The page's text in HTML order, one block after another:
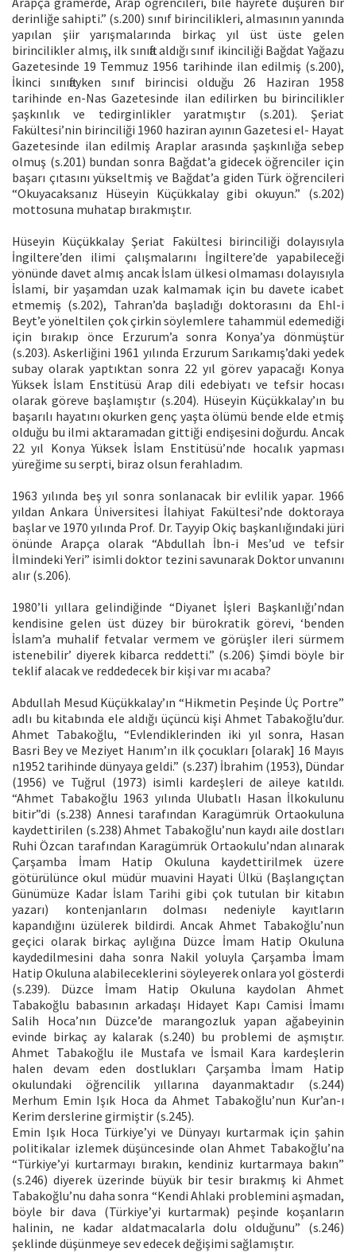
derinliğe sahipti.” (s.200) sınıf birincilikleri, almasının yanında
yapılan şiir yarışmalarında birkaç yıl üst üste gelen
birincilikler almış, ilk sınıfta aldığı sınıf ikinciliği Bağdat Yağazu
Gazetesinde 19 Temmuz 1956 tarihinde ilan edilmiş (s.200),
İkinci sınıftayken sınıf birincisi olduğu 26 Haziran 1958
tarihinde en-Nas Gazetesinde ilan edilirken bu birincilikler
şaşkınlık ve tedirginlikler yaratmıştır (s.201). Şeriat
Fakültesi’nin birinciliği 1960 haziran ayının Gazetesi el- Hayat
Gazetesinde ilan edilmiş Araplar arasında şaşkınlığa sebep
olmuş (s.201) bundan sonra Bağdat’a gidecek öğrenciler için
başarı çıtasını yükseltmiş ve Bağdat’a giden Türk öğrencileri
“Okuyacaksanız Hüseyin Küçükkalay gibi okuyun.” (s.202)
mottosuna muhatap bırakmıştır.
Hüseyin Küçükkalay Şeriat Fakültesi birinciliği dolayısıyla
İngiltere’den ilimi çalışmalarını İngiltere’de yapabileceği
yönünde davet almış ancak İslam ülkesi olmaması dolayısıyla
İslami, bir yaşamdan uzak kalmamak için bu davete icabet
etmemiş (s.202), Tahran’da başladığı doktorasını da Ehl-i
Beyt’e yöneltilen çok çirkin söylemlere tahammül edemediği
için bırakıp önce Erzurum’a sonra Konya’ya dönmüştür
(s.203). Askerliğini 1961 yılında Erzurum Sarıkamış’daki yedek
subay olarak yaptıktan sonra 22 yıl görev yapacağı Konya
Yüksek İslam Enstitüsü Arap dili edebiyatı ve tefsir hocası
olarak göreve başlamıştır (s.204). Hüseyin Küçükkalay’ın bu
başarılı hayatını okurken genç yaşta ölümü bende elde etmiş
olduğu bu ilmi aktaramadan gittiği endişesini doğurdu. Ancak
22 yıl Konya Yüksek İslam Enstitüsü’nde hocalık yapması
yüreğime su serpti, biraz olsun ferahladım.
1963 yılında beş yıl sonra sonlanacak bir evlilik yapar. 1966
yıldan Ankara Üniversitesi İlahiyat Fakültesi’nde doktoraya
başlar ve 1970 yılında Prof. Dr. Tayyip Okiç başkanlığındaki jüri
önünde Arapça olarak “Abdullah İbn-i Mes’ud ve tefsir
İlmindeki Yeri” isimli doktor tezini savunarak Doktor unvanını
alır (s.206).
1980’li yıllara gelindiğinde “Diyanet İşleri Başkanlığı’ndan
kendisine gelen üst düzey bir bürokratik görevi, ‘benden
İslam’a muhalif fetvalar vermem ve görüşler ileri sürmem
istenebilir’ diyerek kibarca reddetti.” (s.206) Şimdi böyle bir
teklif alacak ve reddedecek bir kişi var mı acaba?
Abdullah Mesud Küçükkalay’ın “Hikmetin Peşinde Üç Portre”
adlı bu kitabında ele aldığı üçüncü kişi Ahmet Tabakoğlu’dur.
Ahmet Tabakoğlu, “Evlendiklerinden iki yıl sonra, Hasan
Basri Bey ve Meziyet Hanım’ın ilk çocukları [olarak] 16 Mayıs
n1952 tarihinde dünyaya geldi.” (s.237) İbrahim (1953), Dündar
(1956) ve Tuğrul (1973) isimli kardeşleri de aileye katıldı.
“Ahmet Tabakoğlu 1963 yılında Ulubatlı Hasan İlkokulunu
bitir”di (s.238) Annesi tarafından Karagümrük Ortaokuluna
kaydettirilen (s.238) Ahmet Tabakoğlu’nun kaydı aile dostları
Ruhi Özcan tarafından Karagümrük Ortaokulu’ndan alınarak
Çarşamba İmam Hatip Okuluna kaydettirilmek üzere
götürülünce okul müdür muavini Hayati Ülkü (Başlangıçtan
Günümüze Kadar İslam Tarihi gibi çok tutulan bir kitabın
yazarı) kontenjanların dolması nedeniyle kayıtların
kapandığını üzülerek bildirdi. Ancak Ahmet Tabakoğlu’nun
geçici olarak birkaç aylığına Düzce İmam Hatip Okuluna
kaydedilmesini daha sonra Nakil yoluyla Çarşamba İmam
Hatip Okuluna alabileceklerini söyleyerek onlara yol gösterdi
(s.239). Düzce İmam Hatip Okuluna kaydolan Ahmet
Tabakoğlu babasının arkadaşı Hidayet Kapı Camisi İmamı
Salih Hoca’nın Düzce’de marangozluk yapan ağabeyinin
evinde birkaç ay kalarak (s.240) bu problemi de aşmıştır.
Ahmet Tabakoğlu ile Mustafa ve İsmail Kara kardeşlerin
halen devam eden dostlukları Çarşamba İmam Hatip
okulundaki öğrencilik yıllarına dayanmaktadır (s.244)
Merhum Emin Işık Hoca da Ahmet Tabakoğlu’nun Kur’an-ı
Kerim derslerine girmiştir (s.245).
Emin Işık Hoca Türkiye’yi ve Dünyayı kurtarmak için şahin
politikalar izlemek düşüncesinde olan Ahmet Tabakoğlu’na
“Türkiye’yi kurtarmayı bırakın, kendiniz kurtarmaya bakın”
(s.246) diyerek üzerinde büyük bir tesir bırakmış ki Ahmet
Tabakoğlu’nu daha sonra “Kendi Ahlaki problemini aşmadan,
böyle bir dava (Türkiye’yi kurtarmak) peşinde koşanların
halinin, ne kadar aldatmacalarla dolu olduğunu” (s.246)
şeklinde düşünmeye sev edecek değişimi sağlamıştır.